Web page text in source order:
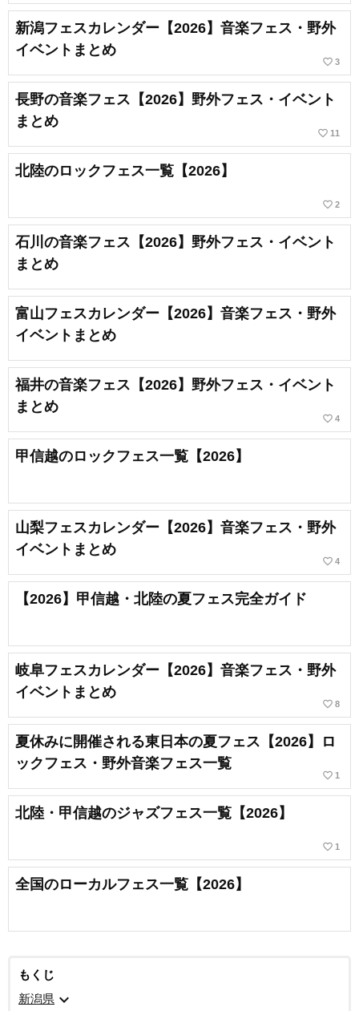
新潟フェスカレンダー【2026】音楽フェス・野外
イベントまとめ
favorite_border 3
長野の音楽フェス【2026】野外フェス・イベント
まとめ
favorite_border 11
北陸のロックフェス一覧【2026】
favorite_border 2
石川の音楽フェス【2026】野外フェス・イベント
まとめ
富山フェスカレンダー【2026】音楽フェス・野外
イベントまとめ
福井の音楽フェス【2026】野外フェス・イベント
まとめ
favorite_border 4
甲信越のロックフェス一覧【2026】
山梨フェスカレンダー【2026】音楽フェス・野外
イベントまとめ
favorite_border 4
【2026】甲信越・北陸の夏フェス完全ガイド
岐阜フェスカレンダー【2026】音楽フェス・野外
イベントまとめ
favorite_border 8
夏休みに開催される東日本の夏フェス【2026】ロ
ックフェス・野外音楽フェス一覧
favorite_border 1
北陸・甲信越のジャズフェス一覧【2026】
favorite_border 1
全国のローカルフェス一覧【2026】
もくじ
新潟県 expand_more